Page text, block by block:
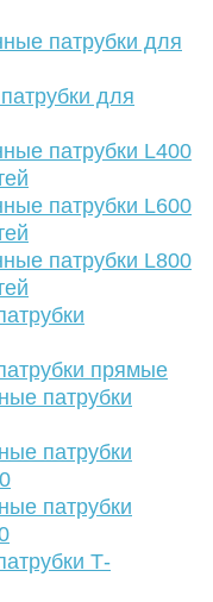
патрубки для
для
патрубки L400
патрубки L600
патрубки L800
прямые
патрубки
патрубки
патрубки
Т-